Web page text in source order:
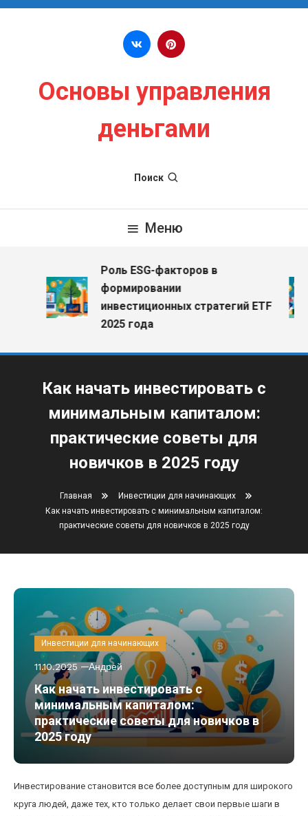
Перейти к содержимому
Основы управления
деньгами
Поиск
Меню
Роль ESG-факторов в
формировании
инвестиционных стратегий ETF
2025 года
Как начать инвестировать с
минимальным капиталом:
практические советы для
новичков в 2025 году
Главная
Инвестиции для начинающих
Как начать инвестировать с минимальным капиталом:
практические советы для новичков в 2025 году
Инвестиции для начинающих
11.10.2025 Андрей
Как начать инвестировать с
минимальным капиталом:
практические советы для новичков в
2025 году
Инвестирование становится все более доступным для широкого
круга людей, даже тех, кто только делает свои первые шаги в